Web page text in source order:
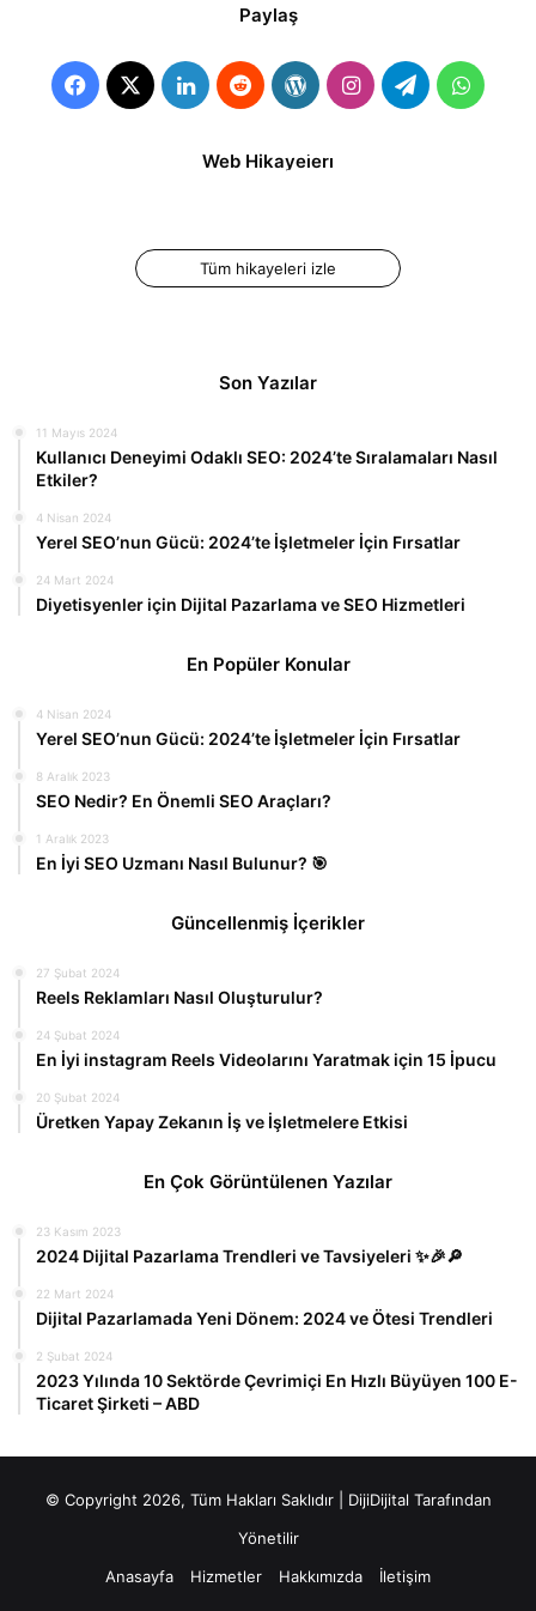
Paylaş
Facebook
X LinkedInRedditWordPress
Instagram
Telegram
Web Hikayeleriİnstagram Reels
Süresi Kaç Dakika?
Tüm hikayeleri izle
Son Yazılar
11 Mayıs 2024
Kullanıcı Deneyimi Odaklı SEO: 2024’te Sıralamaları Nasıl
Etkiler?
4 Nisan 2024
Yerel SEO’nun Gücü: 2024’te İşletmeler İçin Fırsatlar
24 Mart 2024
Diyetisyenler için Dijital Pazarlama ve SEO Hizmetleri
En Popüler Konular
4 Nisan 2024
Yerel SEO’nun Gücü: 2024’te İşletmeler İçin Fırsatlar
8 Aralık 2023
SEO Nedir? En Önemli SEO Araçları?
1 Aralık 2023
En İyi SEO Uzmanı Nasıl Bulunur? 🎯
Güncellenmiş İçerikler
27 Şubat 2024
Reels Reklamları Nasıl Oluşturulur?
24 Şubat 2024
En İyi instagram Reels Videolarını Yaratmak için 15 İpucu
20 Şubat 2024
Üretken Yapay Zekanın İş ve İşletmelere Etkisi
En Çok Görüntülenen Yazılar
23 Kasım 2023
2024 Dijital Pazarlama Trendleri ve Tavsiyeleri ✨🎉🔎
22 Mart 2024
Dijital Pazarlamada Yeni Dönem: 2024 ve Ötesi Trendleri
2 Şubat 2024
2023 Yılında 10 Sektörde Çevrimiçi En Hızlı Büyüyen 100 E-
Ticaret Şirketi – ABD
© Copyright 2026, Tüm Hakları Saklıdır | DijiDijital Tarafından
Yönetilir
Anasayfa
Hizmetler Hakkımızda İletişim